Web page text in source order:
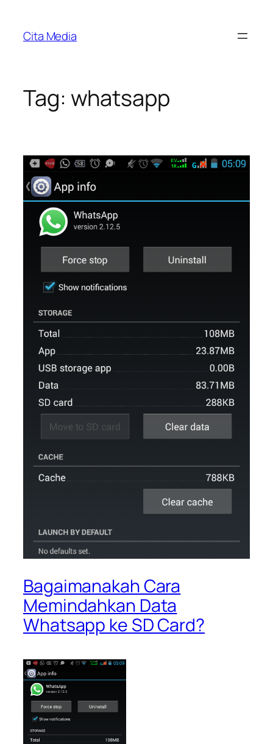
content
Cita Media
Tag: whatsapp
Bagaimanakah Cara
Memindahkan Data
Whatsapp ke SD Card?